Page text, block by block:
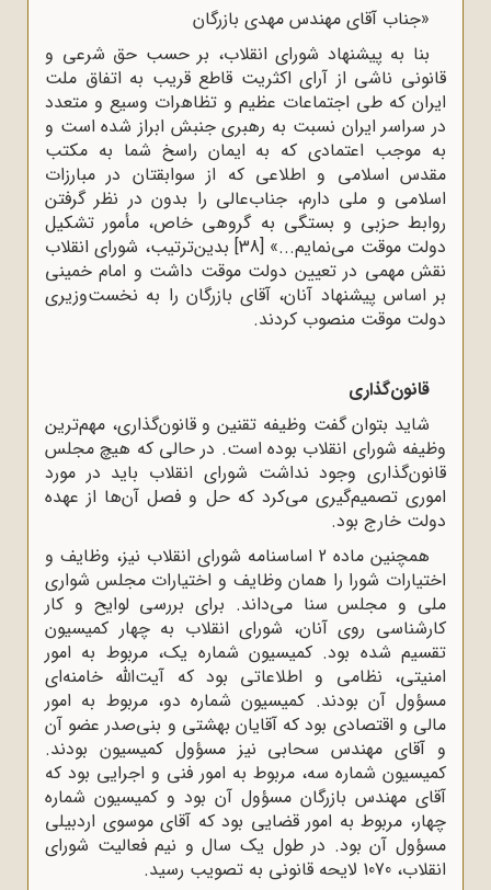
«جناب آقاى مهندس مهدى بازرگان
بنا به پیشنهاد شوراى انقلاب، بر حسب حق شرعى و
قانونى ناشى از آراى اکثریت قاطع قریب به اتفاق ملت
ایران که طى اجتماعات عظیم و تظاهرات وسیع و متعدد
در سراسر ایران نسبت به رهبرى جنبش ابراز شده است و
به موجب اعتمادى که به ایمان راسخ شما به مکتب
مقدس اسلامى و اطلاعى که از سوابقتان در مبارزات
اسلامى و ملى دارم، جناب‌عالى را بدون در نظر گرفتن
روابط حزبى و بستگى به گروهى خاص، مأمور تشکیل
دولت موقت مى‌نمایم...» [38] بدین‌ترتیب، شوراى انقلاب
نقش مهمى در تعیین دولت موقت داشت و امام خمینى
بر اساس پیشنهاد آنان، آقاى بازرگان را به نخست‌وزیرى
دولت موقت منصوب کردند.
قانون‌گذاری
شاید بتوان گفت وظیفه‌ تقنین و قانون‌گذارى، مهم‌ترین
وظیفه‌ شوراى انقلاب بوده است. در حالی که هیچ مجلس
قانون‌گذاری وجود نداشت شورای انقلاب باید در مورد
اموری تصمیم‌گیری می‌کرد که حل و فصل آن‌ها از عهده
دولت خارج بود.
همچنین ماده‌ 2 اساسنامه‌ شوراى انقلاب نیز، وظایف و
اختیارات شورا را همان وظایف و اختیارات مجلس شوارى
ملى و مجلس سنا مى‌داند. براى بررسى لوایح و کار
کارشناسى روى آنان، شوراى انقلاب به چهار کمیسیون
تقسیم شده بود. کمیسیون شماره یک، مربوط به امور
امنیتى، نظامى و اطلاعاتى بود که آیت‌الله خامنه‌اى
مسؤول آن بودند. کمیسیون شماره‌ دو، مربوط به امور
مالى و اقتصادى بود که آقایان بهشتى و بنى‌صدر عضو آن
و آقاى مهندس سحابى نیز مسؤول کمیسیون بودند.
کمیسیون شماره‌ سه، مربوط به امور فنى و اجرایى بود که
آقاى مهندس بازرگان مسؤول آن بود و کمیسیون شماره
چهار، مربوط به امور قضایى بود که آقاى موسوى اردبیلى
مسؤول آن بود. در طول یک سال و نیم فعالیت شوراى
انقلاب، 1070 لایحه‌ قانونى به تصویب رسید.